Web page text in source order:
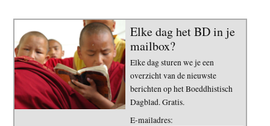
Elke dag het BD in je
mailbox?
Elke dag sturen we je een
overzicht van de nieuwste
berichten op het Boeddhistisch
Dagblad. Gratis.
E-mailadres: